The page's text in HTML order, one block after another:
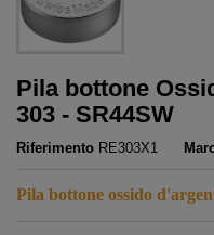
Pila bottone
303 - SR44SW
Riferimento RE303X1
Pila bottone ossido